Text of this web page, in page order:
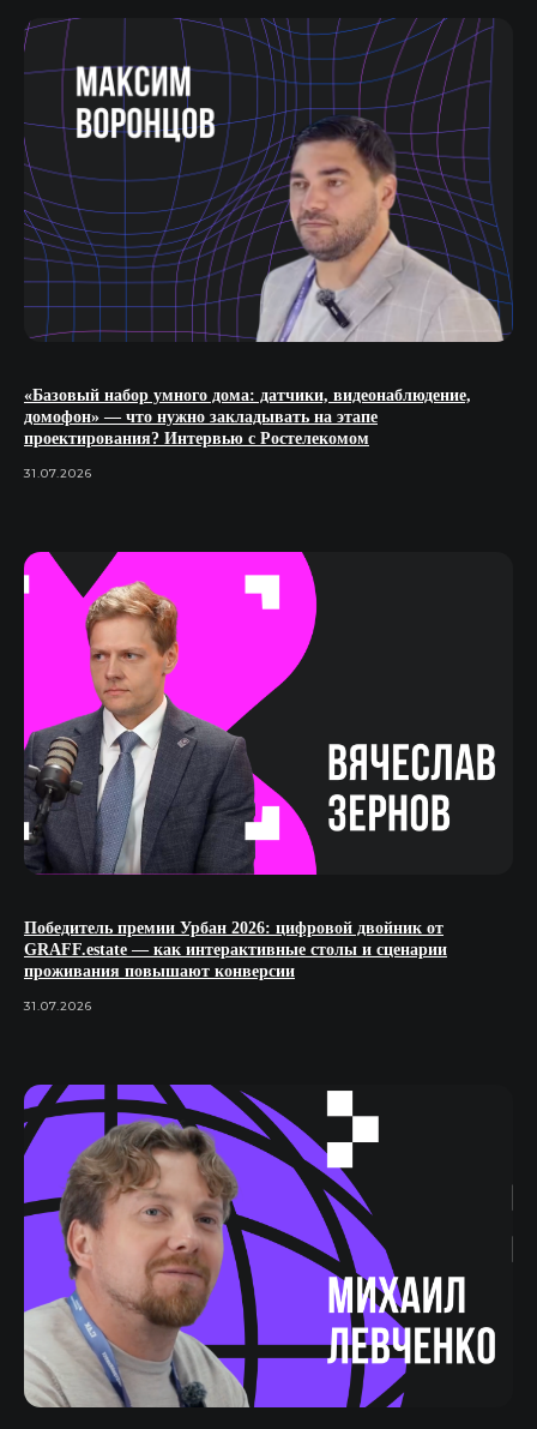
«Базовый набор умного дома: датчики, видеонаблюдение,
домофон» — что нужно закладывать на этапе
проектирования? Интервью с Ростелекомом
31.07.2026
Победитель премии Урбан 2026: цифровой двойник от
GRAFF.estate — как интерактивные столы и сценарии
проживания повышают конверсии
31.07.2026